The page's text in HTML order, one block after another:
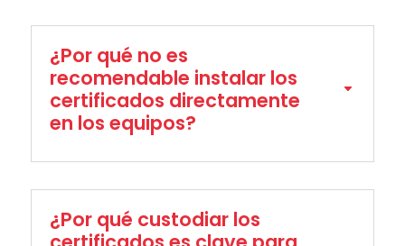
¿Por qué no es
recomendable instalar los
certificados directamente
en los equipos?
¿Por qué custodiar los